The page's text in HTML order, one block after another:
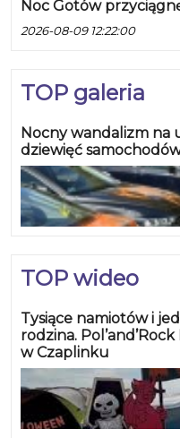
Noc Gotów
2026-08-09 12:22:00
TOP galeria
Nocny wandalizm na
dziewięć
TOP wideo
Tysiące namiotów i
rodzina.
w Czaplinku